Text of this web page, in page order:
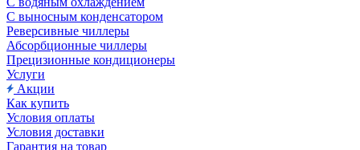
С выносным конденсатором
Реверсивные чиллеры
Абсорбционные чиллеры
Прецизионные кондиционеры
Услуги
Акции
Как купить
Условия оплаты
Условия доставки
Гарантия на товар